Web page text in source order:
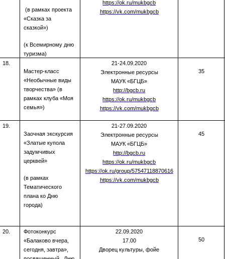
(в рамках проекта
«Сказка за
сказкой»)
(к Всемирному дню
туризма)
https://ok.ru/mukbgcb
https://vk.com/mukbgcb
18.
Мастер-класс
«Необычные виды
творчества» (в
рамках клуба «Моя
семья»)
21-24.09.2020
Электронные ресурсы
МАУК «БГЦБ»
http://bgcb.ru
https://ok.ru/mukbgcb
https://vk.com/mukbgcb
35
19.
Заочная экскурсия
«Златые купола
задумчивых
церквей»
(в рамках
Тематического
плана ко Дню
города)
21-27.09.2020
Электронные ресурсы
МАУК «БГЦБ»
http://bgcb.ru
https://ok.ru/mukbgcb
https://ok.ru/group/57547118870616
https://vk.com/mukbgcb
45
20.
Фотоконкурс
«Балаково вчера,
сегодня, завтра»,
22.09.2020
17.00
Дворец культуры, фойе
50